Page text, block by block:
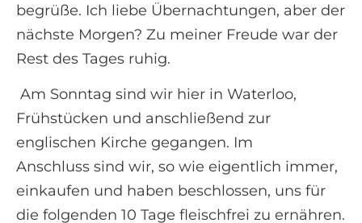
begrüße. Ich liebe Übernachtungen, aber der
nächste Morgen? Zu meiner Freude war der
Rest des Tages ruhig.
Am Sonntag sind wir hier in Waterloo,
Frühstücken und anschließend zur
englischen Kirche gegangen. Im
Anschluss sind wir, so wie eigentlich immer,
einkaufen und haben beschlossen, uns für
die folgenden 10 Tage fleischfrei zu ernähren.